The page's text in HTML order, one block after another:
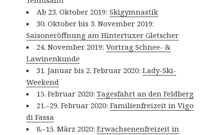
Ab 23. Oktober 2019:Skigymnastik
30. Oktober bis 3. November 2019:
Saisoneröffnung am Hintertuxer Gletscher
24. November 2019:Vortrag Schnee- &
Lawinenkunde
31. Januar bis 2. Februar 2020:Lady-Ski-
Weekend
15. Februar 2020:Tagesfahrt an den Feldberg
21.–29. Februar 2020:Familienfreizeit in Vigo
di Fassa
8.–15. März 2020:Erwachsenenfreizeit in